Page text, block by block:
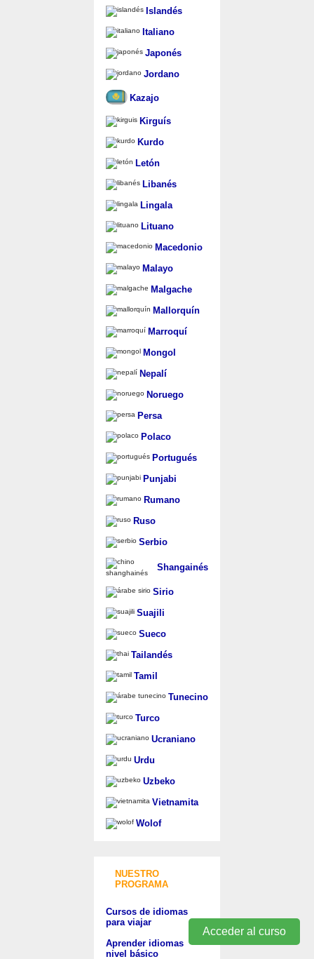
Acceder al curso
Islandés
Italiano
Japonés
Jordano
Kazajo
Kirguís
Kurdo
Letón
Libanés
Lingala
Lituano
Macedonio
Malayo
Malgache
Mallorquín
Marroquí
Mongol
Nepalí
Noruego
Persa
Polaco
Portugués
Punjabi
Rumano
Ruso
Serbio
Shangainés
Sirio
Suajili
Sueco
Tailandés
Tamil
Tunecino
Turco
Ucraniano
Urdu
Uzbeko
Vietnamita
Wolof
NUESTRO
PROGRAMA
Cursos de idiomas
para viajar
Aprender idiomas
nivel básico